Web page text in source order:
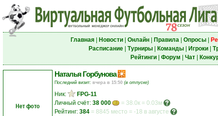
Главная| Новости| Онлайн| Правила| Опросы|
Расписание| Турниры| Команды| Игроки|
Рейтинги| Форум Чат|
Нет фото
Наталья Горбунова
Последний визит: вчера в 15:50 (в отпуске)
Ник:
FPG-11
Личный счёт: 38 000
= 38.0к = 0.03м
Рейтинг: 384 = 8845 место = -18 в августе